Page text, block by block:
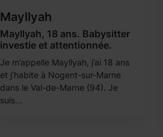
Mayllyah
Mayllyah, 18 ans. Babysitter
investie et attentionnée.
Je m’appelle Mayllyah, j’ai 18 ans
et j’habite à Nogent-sur-Marne
dans le Val-de-Marne (94). Je
suis...